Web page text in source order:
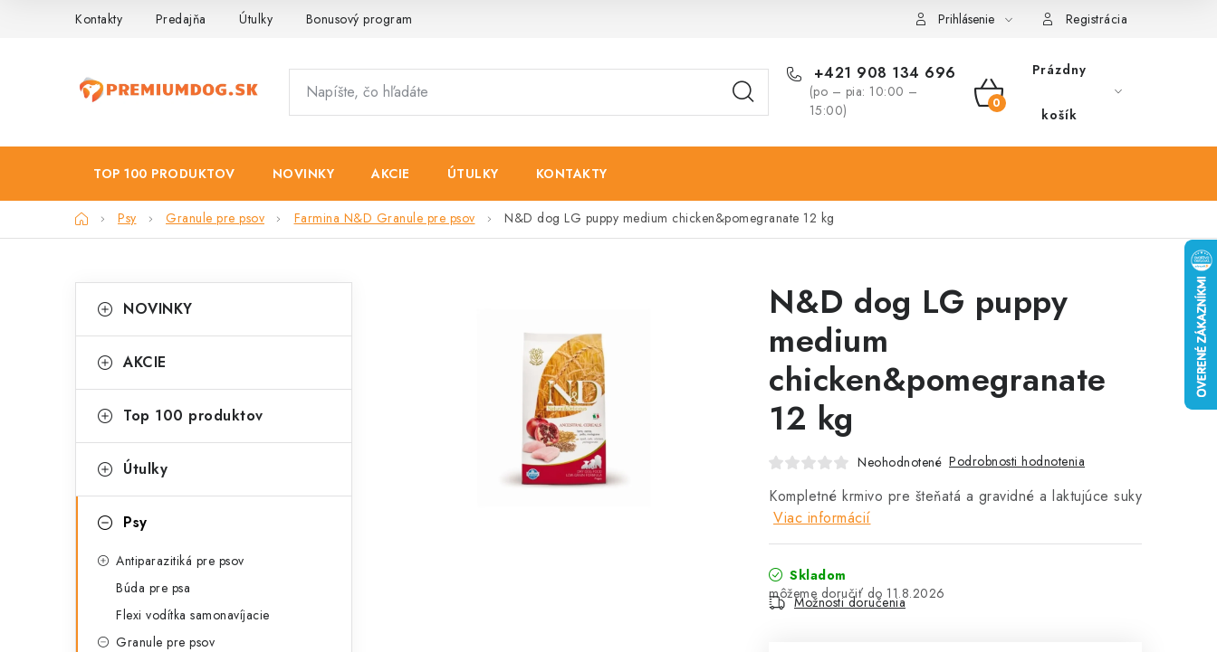
Kontakty Predajňa Útulky Bonusový program Prihlásenie Registrácia
+421 908 134 696
(po – pia: 10:00 –
15:00)
NÁKUPNÝ
Prázdny
košík
TOP 100 PRODUKTOV NOVINKY AKCIE ÚTULKY KONTAKTY
DomovPsy Granule pre psov Farmina N&D Granule pre psov N&D dog LG puppy medium chicken&pomegranate 12 kg
o
n
ý
a
kategórie
a
e
ó
i
NOVINKY
AKCIE
Top 100 produktov
Útulky
Psy
Antiparazitiká pre psov
Búda pre psa
Flexi vodítka samonavíjacie
Granule pre psov
N&D dog LG puppy
medium
chicken&pomegranate
12 kg
Neohodnotené Podrobnosti hodnotenia
Kompletné krmivo pre šteňatá a gravidné a laktujúce suky
Viac informácií
Skladom
11.8.2026
Možnosti doručenia